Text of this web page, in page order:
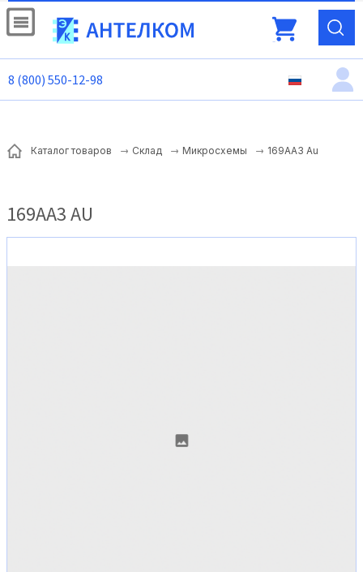
8 (800) 550-12-98
Каталог товаров Склад Микросхемы 169АА3 Au
169АА3 AU